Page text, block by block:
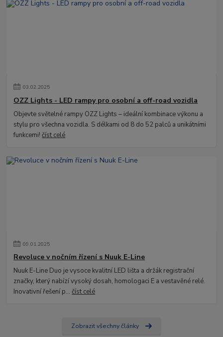
03.02.2025
OZZ Lights - LED rampy pro osobní a off-road vozidla
Objevte světelné rampy OZZ Lights – ideální kombinace výkonu a
stylu pro všechna vozidla. S délkami od 8 do 52 palců a unikátními
funkcemi!číst celé
09.01.2025
Revoluce v nočním řízení s Nuuk E-Line
Nuuk E-Line Duo je vysoce kvalitní LED lišta a držák registrační
značky, který nabízí vysoký dosah, homologaci E a vestavěné relé.
Inovativní řešení p...číst celé
Zobrazit všechny články